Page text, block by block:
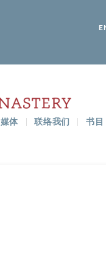
媒体 联络我们 书目